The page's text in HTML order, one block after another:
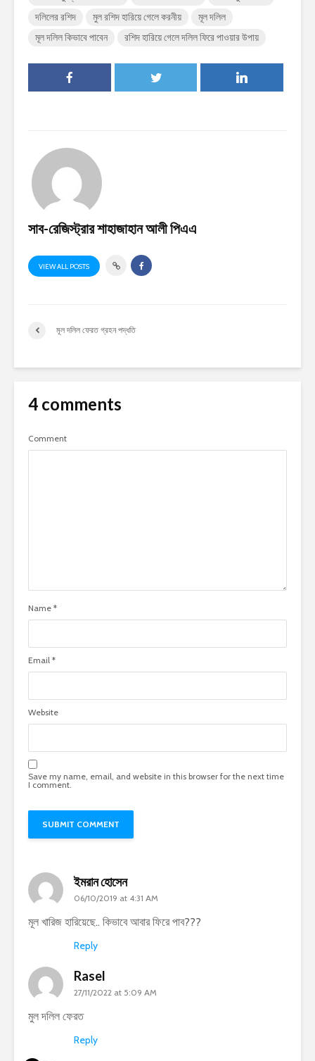
দলিলের রশিদ
মুল রশিদ হারিয়ে গেলে করনীয়
মূল দলিল
মূল দলিল কিভাবে পাবেন
রশিদ হারিয়ে গেলে দলিল ফিরে পাওয়ার উপায়
সাব-রেজিস্ট্রার শাহাজাহান আলী পিএএ
VIEW ALL POSTS
মূল দলিল ফেরত গ্রহন পদ্ধতি
4 comments
Comment
Name *
Email *
Website
Save my name, email, and website in this browser for the next time
I comment.
ইমরান হোসেন
06/10/2019 at 4:31 AM
মূল খারিজ হারিয়েছে.. কিভাবে আবার ফিরে পাব???
Reply
Rasel
27/11/2022 at 5:09 AM
মুল দলিল ফেরত
Reply